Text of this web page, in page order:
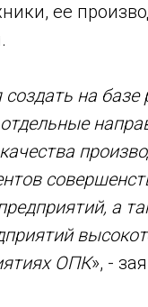
ее
на
а
ОПК», -